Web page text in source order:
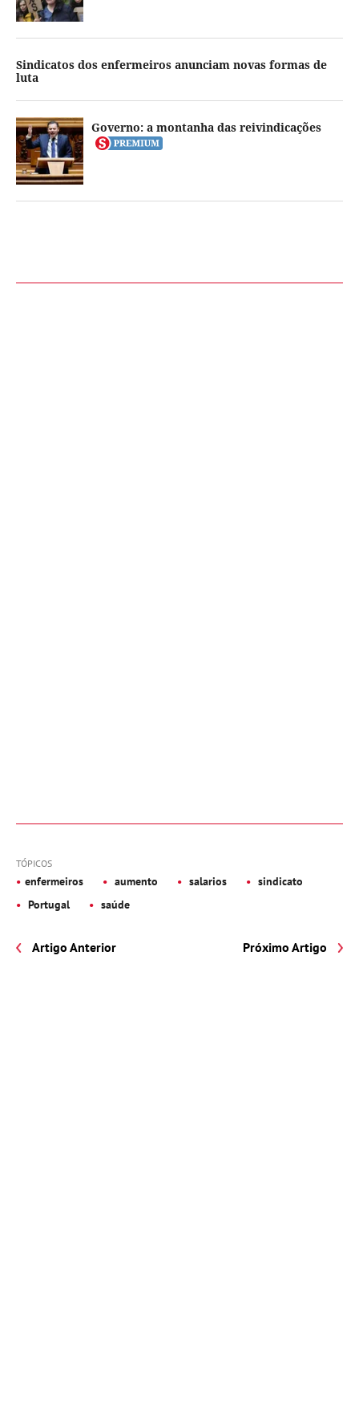
Sindicatos dos enfermeiros anunciam novas formas de
luta
Governo: a montanha das reivindicações
TÓPICOS
enfermeiros aumento salarios
sindicato
Portugal
saúde
Artigo Anterior Próximo Artigo